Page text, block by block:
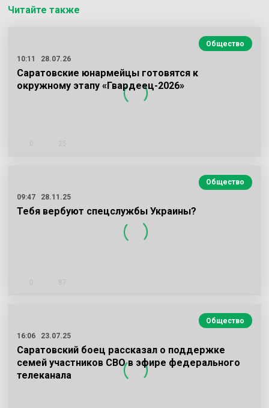
Читайте также
Общество
10:11
28.07.26
Саратовские юнармейцы готовятся к
окружному этапу «Гвардеец-2026»
Общество
09:47
28.11.25
Тебя вербуют спецслужбы Украины?
Общество
16:06
23.07.25
Саратовский боец рассказал о поддержке
семей участников СВО в эфире федерального
телеканала